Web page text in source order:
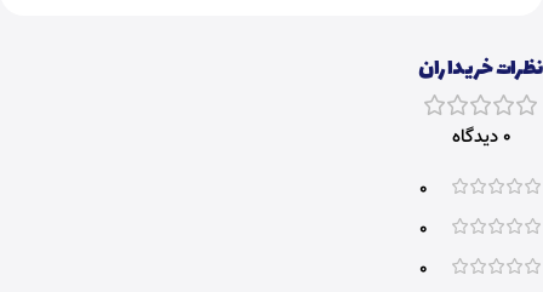
نظرات خریداران
0 دیدگاه
0
0
0